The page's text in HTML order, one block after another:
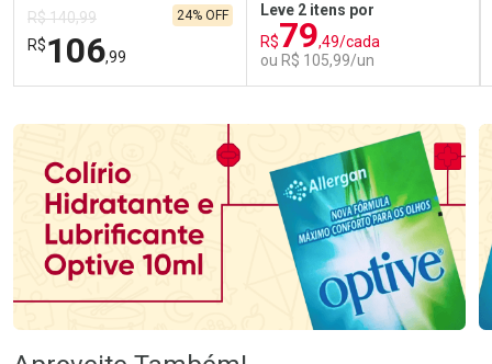
R$ 140,99
R$106,99
24% OFF
Leve 2 itens por
R$79,49/cada
ou R$ 105,99/un
Laboratório
Por Menos